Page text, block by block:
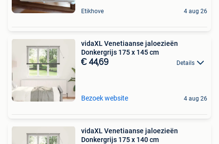
Etikhove 4 aug 26
vidaXL Venetiaanse jaloezieën
Donkergrijs 175 x 145 cm
€ 44,69 Details
Bezoek website 4 aug 26
vidaXL Venetiaanse jaloezieën
Donkergrijs 175 x 140 cm